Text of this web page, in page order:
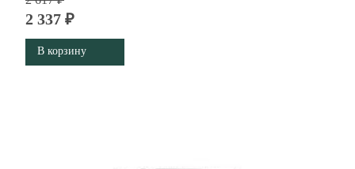
2 337 ₽
В корзину